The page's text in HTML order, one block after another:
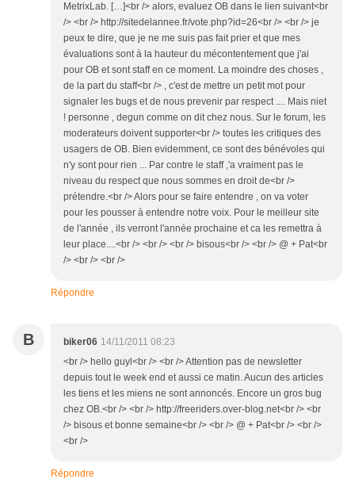
MetrixLab. […]<br /> alors, evaluez OB dans le lien suivant<br
/> <br /> http://sitedelannee.fr/vote.php?id=26<br /> <br /> je
peux te dire, que je ne me suis pas fait prier et que mes
évaluations sont à la hauteur du mécontentement que j'ai
pour OB et sont staff en ce moment. La moindre des choses ,
de la part du staff<br /> , c'est de mettre un petit mot pour
signaler les bugs et de nous prevenir par respect .... Mais niet
! personne , degun comme on dit chez nous. Sur le forum, les
moderateurs doivent supporter<br /> toutes les critiques des
usagers de OB. Bien evidemment, ce sont des bénévoles qui
n'y sont pour rien ... Par contre le staff ,'a vraiment pas le
niveau du respect que nous sommes en droit de<br />
prétendre.<br /> Alors pour se faire entendre , on va voter
pour les pousser à entendre notre voix. Pour le meilleur site
de l'année , ils verront l'année prochaine et ca les remettra à
leur place....<br /> <br /> <br /> bisous<br /> <br /> @ + Pat<br
/> <br /> <br />
Répondre
B biker06 14/11/2011 08:23
<br /> hello guyl<br /> <br /> Attention pas de newsletter
depuis tout le week end et aussi ce matin. Aucun des articles
les tiens et les miens ne sont annoncés. Encore un gros bug
chez OB.<br /> <br /> http://freeriders.over-blog.net<br /> <br
/> bisous et bonne semaine<br /> <br /> @ + Pat<br /> <br />
<br />
Répondre